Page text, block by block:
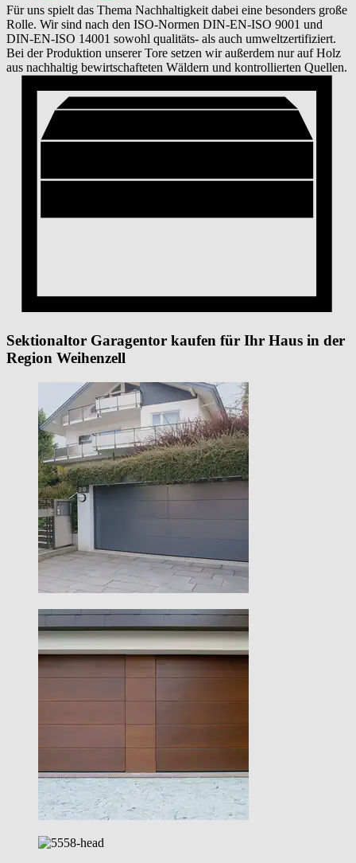
Für uns spielt das Thema Nachhaltigkeit dabei eine besonders große
Rolle. Wir sind nach den ISO-Normen DIN-EN-ISO 9001 und
DIN-EN-ISO 14001 sowohl qualitäts- als auch umweltzertifiziert.
Bei der Produktion unserer Tore setzen wir außerdem nur auf Holz
aus nachhaltig bewirtschafteten Wäldern und kontrollierten Quellen.
Sektionaltor Garagentor kaufen für Ihr Haus in der
Region Weihenzell